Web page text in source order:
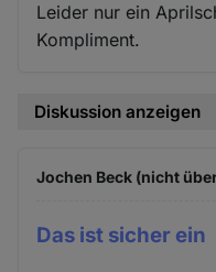
Leider nur ein
Kompliment.
Diskussion anzeigen
Jochen Beck (nicht
Das ist sicher ein